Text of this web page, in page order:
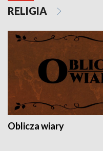
RELIGIA
Oblicza wiary